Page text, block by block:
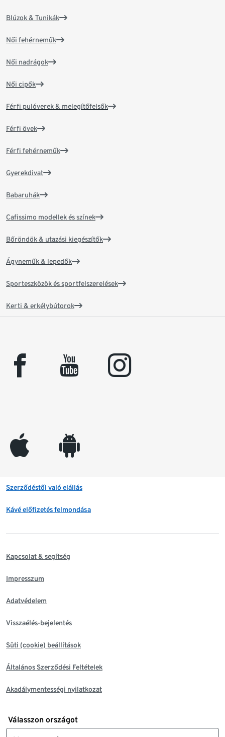
Blúzok & Tunikák
Női fehérneműk
Női nadrágok
Női cipők
Férfi pulóverek & melegítőfelsők
Férfi övek
Férfi fehérneműk
Gyerekdivat
Babaruhák
Cafissimo modellek és színek
Bőröndök & utazási kiegészítők
Ágyneműk & lepedők
Sporteszközök és sportfelszerelések
Kerti & erkélybútorok
facebook youtube instagram
appleinc android
Szerződéstől való elállás
Kávé előfizetés felmondása
Kapcsolat & segítség
Impresszum
Adatvédelem
Visszaélés-bejelentés
Süti (cookie) beállítások
Általános Szerződési Feltételek
Akadálymentességi nyilatkozat
Válasszon országot